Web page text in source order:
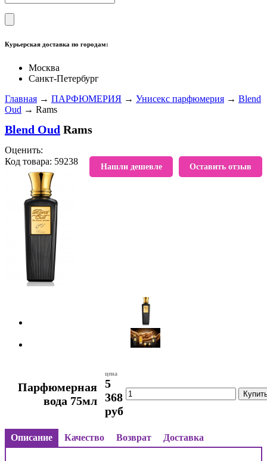
Курьерская доставка по городам:
Москва
Санкт-Петербург
Главная → ПАРФЮМЕРИЯ → Унисекс парфюмерия → Blend
Oud → Rams
Blend Oud Rams
Оставить отзыв
Нашли дешевле
Оценить:
Код товара: 59238
В избранное
Парфюмерная
вода 75мл
цена
5
368
руб
Описание Качество Возврат Доставка